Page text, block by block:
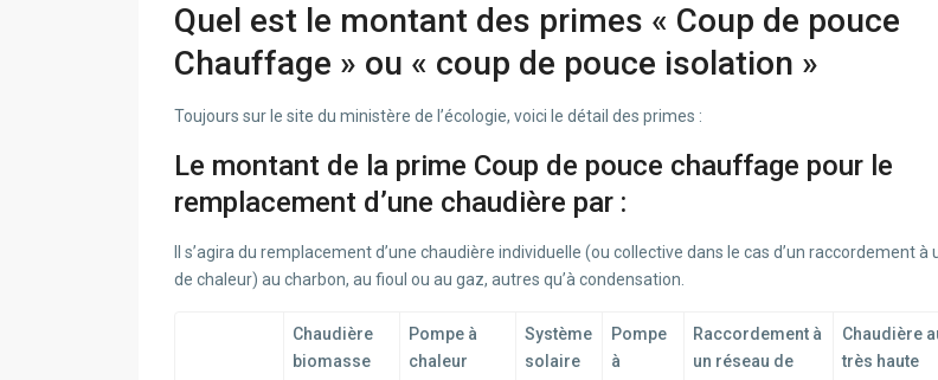
Quel est le montant des primes « Coup de pouce
Chauffage » ou « coup de pouce isolation »
Toujours sur le site du ministère de l’écologie, voici le détail des primes :
Le montant de la prime Coup de pouce chauffage pour le
remplacement d’une chaudière par :
Il s’agira du remplacement d’une chaudière individuelle (ou collective dans le cas d’un raccordement à
de chaleur) au charbon, au fioul ou au gaz, autres qu’à condensation.
Chaudière
biomasse
Pompe à
chaleur
Système
solaire
Pompe
à
Raccordement à
un réseau de
Chaudière
très haute